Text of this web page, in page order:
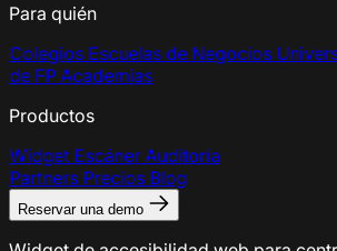
Para quién
Colegios Escuelas de Negocios
de FP Academias
Productos
Widget Escáner Auditoría
Partners Precios Blog
Reservar una demo